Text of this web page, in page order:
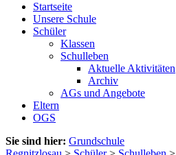
Startseite
Unsere Schule
Schüler
Klassen
Schulleben
Aktuelle Aktivitäten
Archiv
AGs und Angebote
Eltern
OGS
Sie sind hier: Grundschule